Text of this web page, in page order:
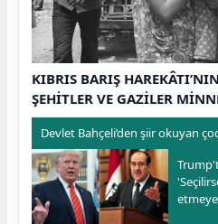
KIBRIS BARIŞ
ŞEHİTLER VE GAZİLER
Devlet Bahçeli’den şiir okuyan